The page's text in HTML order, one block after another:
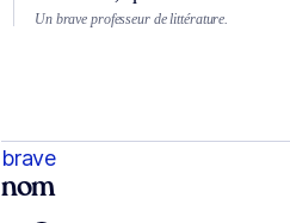
Un brave professeur de littérature.
brave
nom